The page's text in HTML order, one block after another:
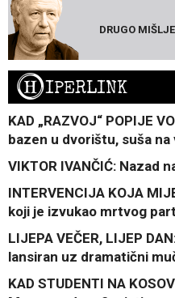
DRUGO
HIPERLINK
KAD „RAZVOJ“ POPIJE
bazen u dvorištu, suša na
VIKTOR IVANČIĆ: Nazad
INTERVENCIJA KOJA
koji je izvukao mrtvog
LIJEPA VEČER, LIJEP
lansiran uz dramatični
KAD STUDENTI NA